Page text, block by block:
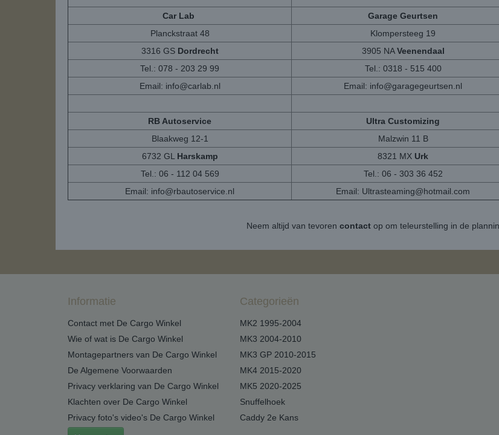
Car Lab Garage Geurtsen
Planckstraat 48
Klompersteeg 19
3316 GS Dordrecht 3905 NAVeenendaal
Tel.: 078 - 203 29 99
Tel.: 0318 - 515 400
Email: info@carlab.nl Email: info@garagegeurtsen.nl
RB Autoservice Ultra Customizing
Blaakweg 12-1
Malzwin 11 B
6732 GL Harskamp 8321 MX Urk
Tel.: 06 - 112 04 569
Tel.: 06 - 303 36 452
Email: info@rbautoservice.nl Email: Ultrasteaming@hotmail.com
Neem altijd van tevoren contact op om teleurstelling in de
Informatie
Contact met De Cargo Winkel
Wie of wat is De Cargo Winkel
Montagepartners van De Cargo Winkel
De Algemene Voorwaarden
Privacy verklaring van De Cargo Winkel
Klachten over De Cargo Winkel
Privacy foto's video's De Cargo Winkel
Categorieën
MK2 1995-2004
MK3 2004-2010
MK3 GP 2010-2015
MK4 2015-2020
MK5 2020-2025
Snuffelhoek
Caddy 2e Kans